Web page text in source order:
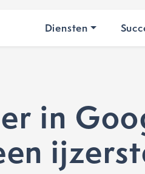
Diensten
in